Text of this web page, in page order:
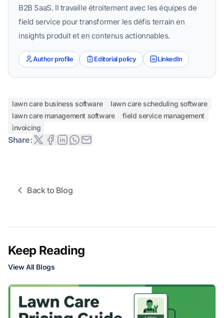
B2B SaaS. Il travaille étroitement avec les équipes de
field service pour transformer les défis terrain en
insights produit et en contenus actionnables.
Author profile Editorial policy LinkedIn
lawn care business software
lawn care scheduling software
lawn care management software
field service management
invoicing
Share:
Back to Blog
Keep Reading
View All Blogs